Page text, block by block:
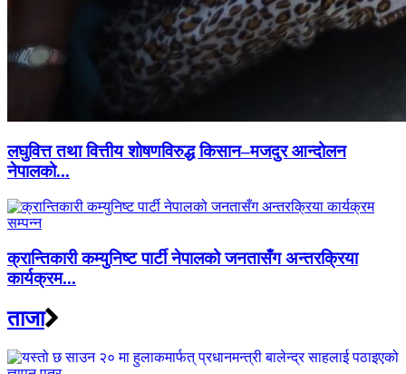
लघुवित्त तथा वित्तीय शोषणविरुद्ध किसान–मजदुर आन्दोलन
नेपालको...
क्रान्तिकारी कम्युनिष्ट पार्टी नेपालको जनतासँग अन्तरक्रिया
कार्यक्रम...
ताजा